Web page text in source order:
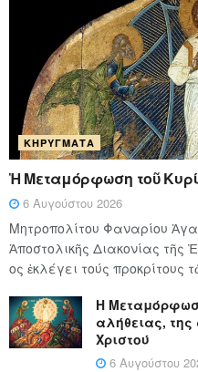
ΚΗΡΎΓΜΑΤΑ
Ἡ Μεταμόρφωση τοῦ
6 Αυγούστου 2026
Μητροπολίτου Φαναρίου
Ἀποστολικῆς Διακονίας
ος ἐκλέγει τούς
Η
αλήθειας,
Χριστού
6 Αυγούστου